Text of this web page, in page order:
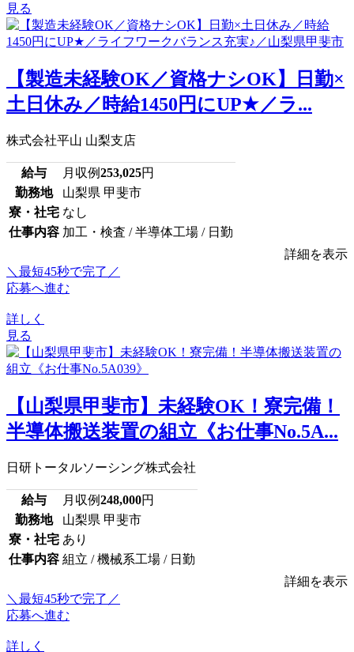
見る
【製造未経験OK／資格ナシOK】日勤×
土日休み／時給1450円にUP★／ラ...
株式会社平山 山梨支店
給与 月収例253,025円
勤務地
山梨県 甲斐市
寮・社宅 なし
仕事内容 加工・検査 / 半導体工場 / 日勤
詳細を表示
＼最短45秒で完了／
応募へ進む
詳しく
見る
【山梨県甲斐市】未経験OK！寮完備！
半導体搬送装置の組立《お仕事No.5A...
日研トータルソーシング株式会社
給与 月収例248,000円
勤務地
山梨県 甲斐市
寮・社宅 あり
仕事内容 組立 / 機械系工場 / 日勤
詳細を表示
＼最短45秒で完了／
応募へ進む
詳しく